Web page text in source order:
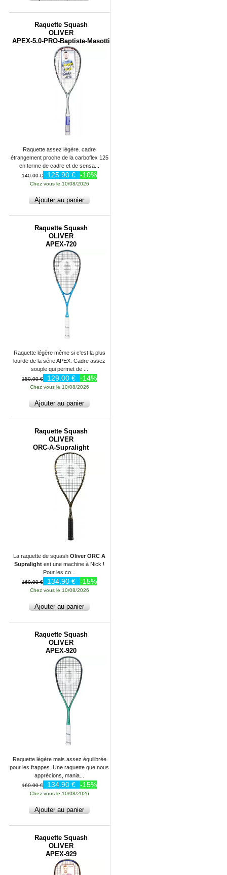
Raquette Squash
OLIVER
APEX-5.0-PRO-Baptiste-Masotti
Raquette assez légère. cadre
étrangement proche de la carboflex 125
en terme de cadre et de sensa...
140.00 € 125.90 € -10%
Chez vous le 10/08/2026
Raquette Squash
OLIVER
APEX-720
Raquette légère même si c'est la plus
lourde de la série APEX. Cadre assez
souple qui permet de ...
150.00 € 129.00 € -14%
Chez vous le 10/08/2026
Raquette Squash
OLIVER
ORC-A-Supralight
La raquette de squashOliver ORC A
Supralight est une machine à Nick !
Pour les co...
160.00 € 134.90 € -15%
Chez vous le 10/08/2026
Raquette Squash
OLIVER
APEX-920
Raquette légère mais assez équilibrée
pour les frappes. Une raquette que nous
apprécions, mania...
160.00 € 134.90 € -15%
Chez vous le 10/08/2026
Raquette Squash
OLIVER
APEX-929